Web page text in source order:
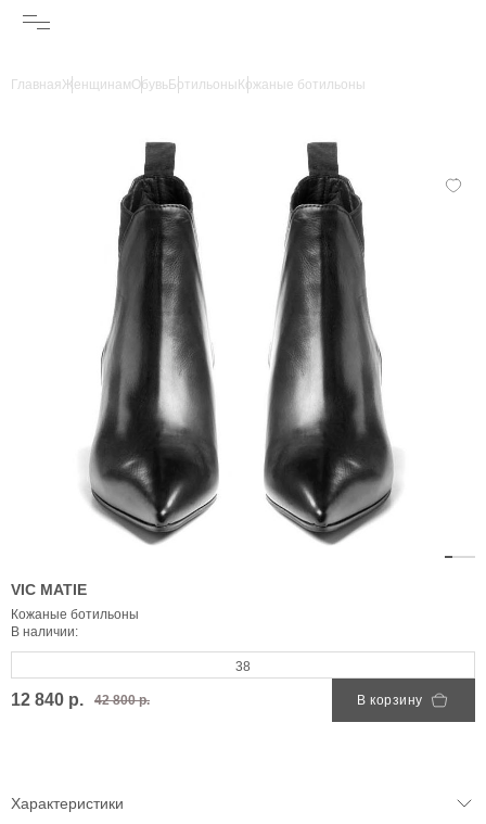
ГлавнаяЖенщинамОбувьБотильоны Кожаные ботильоны
VIC MATIE
Кожаные ботильоны
В наличии:
38
12 840 р. 42 800 р. В корзину
Характеристики